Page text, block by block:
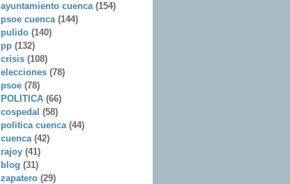
ayuntamiento cuenca (154)
psoe cuenca (144)
pulido (140)
pp (132)
crisis (108)
elecciones (78)
psoe (78)
POLITICA (66)
cospedal (58)
politica cuenca (44)
cuenca (42)
rajoy (41)
blog (31)
zapatero (29)